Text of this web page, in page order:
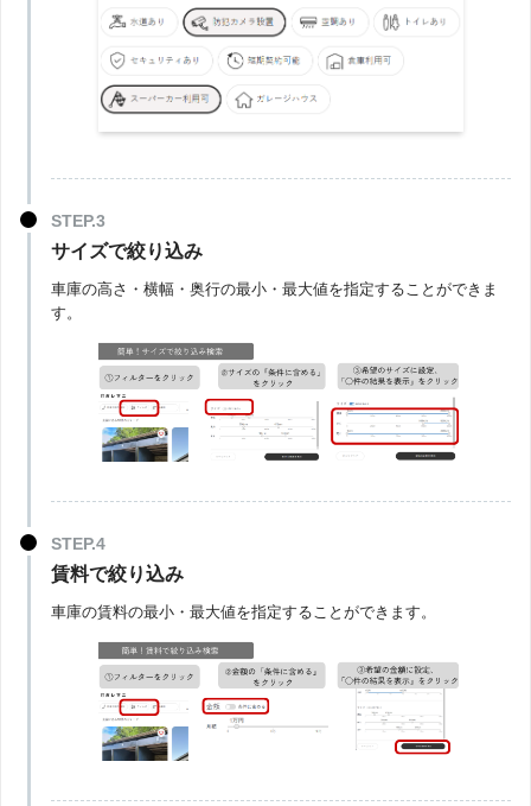
サイズで絞り込み
車庫の高さ・横幅・奥行の最小・最大値を指定することができま
す。
賃料で絞り込み
車庫の賃料の最小・最大値を指定することができます。